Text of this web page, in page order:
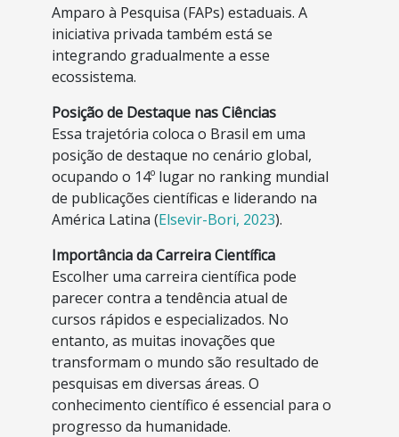
Amparo à Pesquisa (FAPs) estaduais. A
iniciativa privada também está se
integrando gradualmente a esse
ecossistema.
Posição de Destaque nas Ciências
Essa trajetória coloca o Brasil em uma
posição de destaque no cenário global,
ocupando o 14º lugar no ranking mundial
de publicações científicas e liderando na
América Latina (Elsevir-Bori, 2023).
Importância da Carreira Científica
Escolher uma carreira científica pode
parecer contra a tendência atual de
cursos rápidos e especializados. No
entanto, as muitas inovações que
transformam o mundo são resultado de
pesquisas em diversas áreas. O
conhecimento científico é essencial para o
progresso da humanidade.